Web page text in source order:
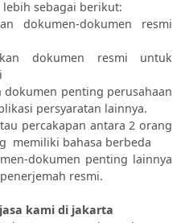
sebagai berikut:
dokumen-dokumen resmi
dokumen resmi untuk
penting perusahaan
persyaratan lainnya.
percakapan antara 2 orang
memiliki bahasa berbeda
dokumen penting lainnya
resmi.
kami di jakarta